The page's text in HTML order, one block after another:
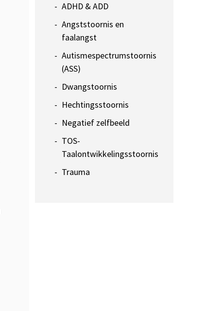
ADHD & ADD
Angststoornis en
faalangst
Autismespectrumstoornis
(ASS)
Dwangstoornis
Hechtingsstoornis
Negatief zelfbeeld
TOS-
Taalontwikkelingsstoornis
Trauma